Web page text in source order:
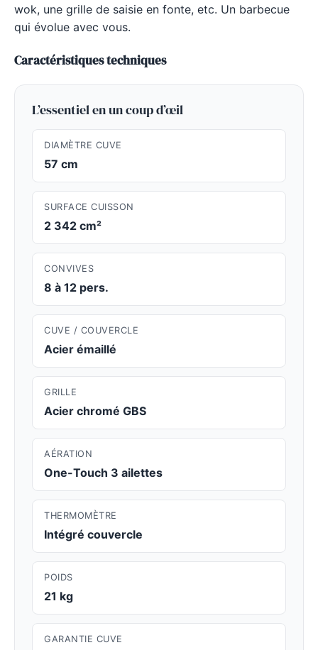
wok, une grille de saisie en fonte, etc. Un barbecue
qui évolue avec vous.
Caractéristiques techniques
L’essentiel en un coup d’œil
DIAMÈTRE CUVE
57 cm
SURFACE CUISSON
2 342 cm²
CONVIVES
8 à 12 pers.
CUVE / COUVERCLE
Acier émaillé
GRILLE
Acier chromé GBS
AÉRATION
One-Touch 3 ailettes
THERMOMÈTRE
Intégré couvercle
POIDS
21 kg
GARANTIE CUVE